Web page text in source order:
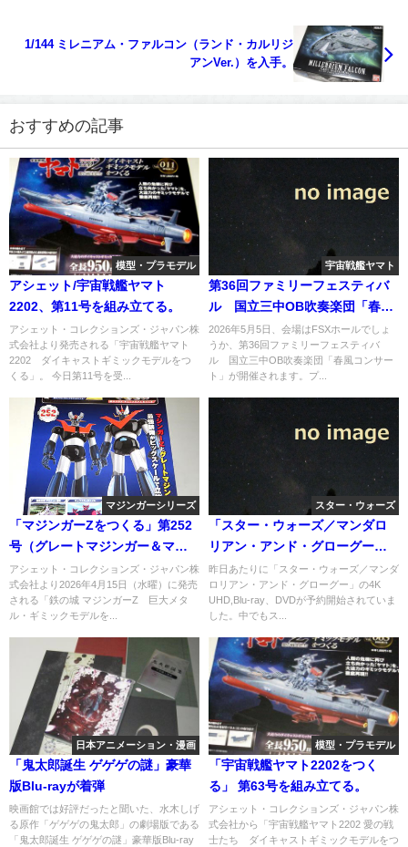
1/144 ミレニアム・ファルコン（ランド・カルリジ
アンVer.）を入手。
おすすめの記事
模型・プラモデル
アシェット/宇宙戦艦ヤマト
2202、第11号を組み立てる。
アシェット・コレクションズ・ジャパン株
式会社より発売される「宇宙戦艦ヤマト
2202 ダイキャストギミックモデルをつ
くる」。 今日第11号を受...
宇宙戦艦ヤマト
第36回ファミリーフェスティバ
ル 国立三中OB吹奏楽団「春風
コンサート」にて組曲「宇宙戦
艦ヤマト」を演奏へ
2026年5月5日、会場はFSXホールでしょ
うか、第36回ファミリーフェスティバ
ル 国立三中OB吹奏楽団「春風コンサー
ト」が開催されます。プ...
マジンガーシリーズ
「マジンガーZをつくる」第252
号（グレートマジンガー＆マジ
ンガーZ 最強装備編）
アシェット・コレクションズ・ジャパン株
式会社より2026年4月15日（水曜）に発売
される「鉄の城 マジンガーZ 巨大メタ
ル・ギミックモデルを...
スター・ウォーズ
「スター・ウォーズ／マンダロ
リアン・アンド・グローグー」
4K UHD ＆ Blu-ray セット スチ
ールブック仕様」を予約完了
昨日あたりに「スター・ウォーズ／マンダ
ロリアン・アンド・グローグー」の4K
UHD,Blu-ray、DVDが予約開始されていま
した。中でもス...
日本アニメーション・漫画
「鬼太郎誕生 ゲゲゲの謎」豪華
版Blu-rayが着弾
映画館では好評だったと聞いた、水木しげ
る原作「ゲゲゲの鬼太郎」の劇場版である
「鬼太郎誕生 ゲゲゲの謎」豪華版Blu-ray
模型・プラモデル
「宇宙戦艦ヤマト2202をつく
る」 第63号を組み立てる。
アシェット・コレクションズ・ジャパン株
式会社から「宇宙戦艦ヤマト2202 愛の戦
士たち ダイキャストギミックモデルをつ